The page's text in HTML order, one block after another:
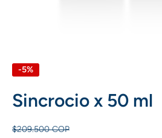
-5%
Sincrocio x 50 ml
$209.500 COP